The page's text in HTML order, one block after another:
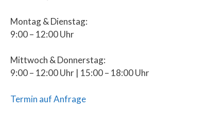
Montag & Dienstag:
9:00 – 12:00 Uhr
Mittwoch & Donnerstag:
9:00 – 12:00 Uhr | 15:00 – 18:00 Uhr
Termin auf Anfrage